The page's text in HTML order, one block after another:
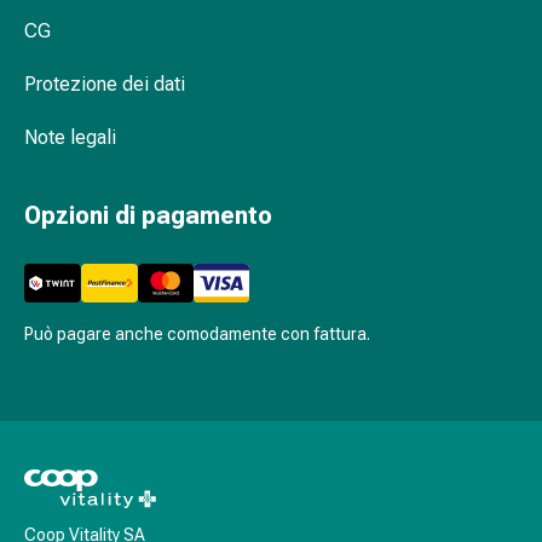
Sbalzi
Roncopatia
Tratto
respiratorio
Farmaci
Infezioni
Varicella
dei neonati?
Scoprite pannolini e prodotti per la cura
Vitality
CG
Protezione dei dati
Note legali
Opzioni di pagamento
Può pagare anche comodamente con fattura.
Coop Vitality SA